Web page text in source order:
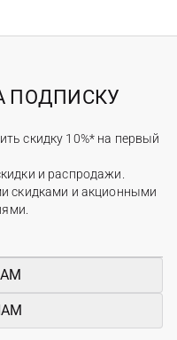
ПОДПИСКУ
скидку 10%* на первый
и распродажи.
скидками и акционными